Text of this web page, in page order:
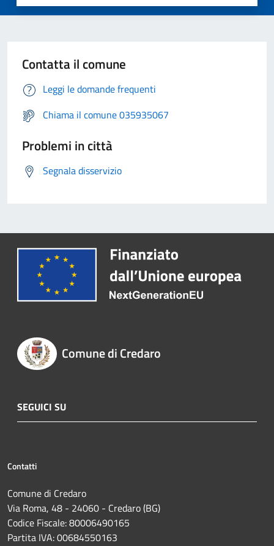
Contatta il comune
Leggi le domande frequenti
Chiama il comune 035935067
Problemi in città
Segnala disservizio
Comune di Credaro
SEGUICI SU
Contatti
Comune di Credaro
Via Roma, 48 - 24060 - Credaro (BG)
Codice Fiscale: 80006490165
Partita IVA: 00684550163